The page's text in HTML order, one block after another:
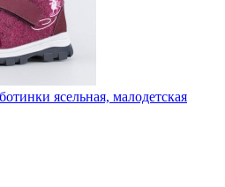
ясельная, малодетская